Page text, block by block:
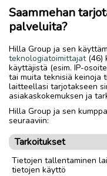
tunturissa hyvin
myös se, että
kanssa on
jo talvea, sillä
enimmäkseen
Saammehan
palveluita?
Hilla Group ja sen
teknologiatoimittajat(46)
käyttäjistä (esim. IP-
tai muita teknisiä keinoja
laitteellasi tarjotakseen
asiakaskokemuksen ja
Hilla Group ja sen
seuraaviin:
Tarkoitukset
Tietojen tallentaminen
tietojen käyttö